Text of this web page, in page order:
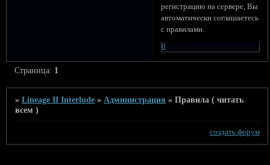
регистрацию на сервере, Вы
автоматически соглашаетесь
с правилами.
0
Страница: 1
»Lineage II Interlude » Администрация »Правила ( читать
всем )
создать форум